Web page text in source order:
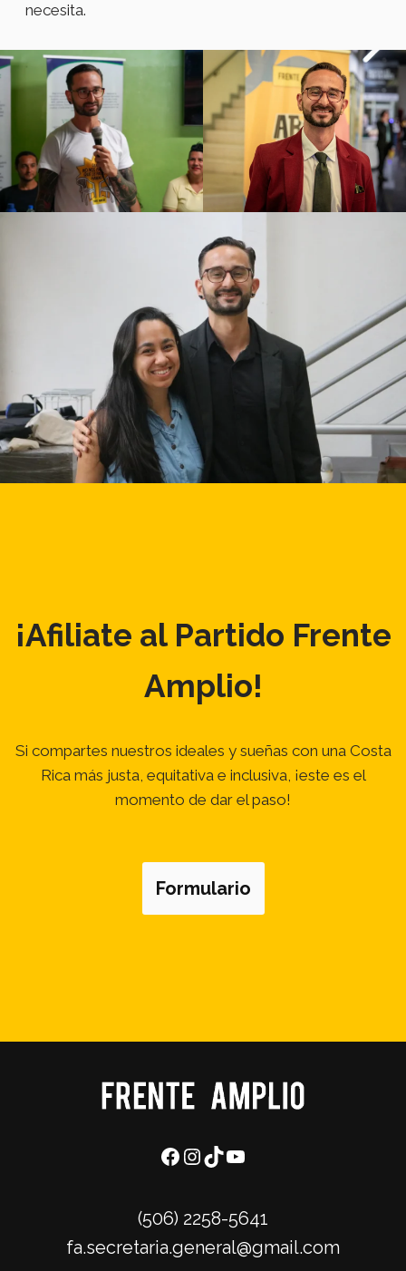
necesita.
¡Afiliate al Partido Frente
Amplio!
Si compartes nuestros ideales y sueñas con una Costa
Rica más justa, equitativa e inclusiva, ¡este es el
momento de dar el paso!
Formulario
(506) 2258-5641
fa.secretaria.general@gmail.com